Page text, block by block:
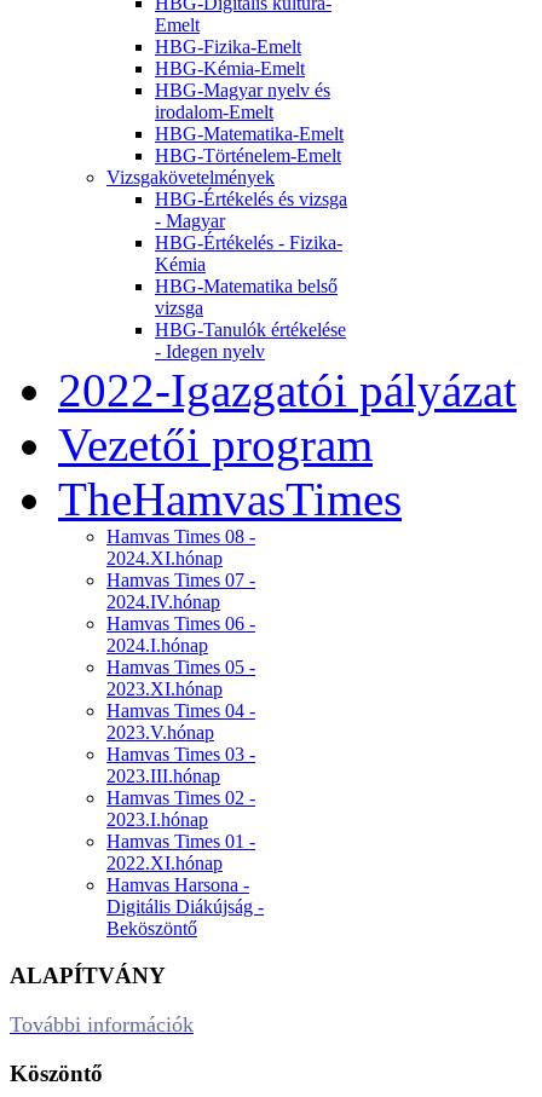
Emelt
HBG-Fizika-Emelt
HBG-Kémia-Emelt
HBG-Magyar nyelv és
irodalom-Emelt
HBG-Matematika-Emelt
HBG-Történelem-Emelt
Vizsgakövetelmények
HBG-Értékelés és vizsga
- Magyar
HBG-Értékelés - Fizika-
Kémia
HBG-Matematika belső
vizsga
HBG-Tanulók értékelése
- Idegen nyelv
2022-Igazgatói pályázat
Vezetői program
TheHamvasTimes
Hamvas Times 08 -
2024.XI.hónap
Hamvas Times 07 -
2024.IV.hónap
Hamvas Times 06 -
2024.I.hónap
Hamvas Times 05 -
2023.XI.hónap
Hamvas Times 04 -
2023.V.hónap
Hamvas Times 03 -
2023.III.hónap
Hamvas Times 02 -
2023.I.hónap
Hamvas Times 01 -
2022.XI.hónap
Hamvas Harsona -
Digitális Diákújság -
Beköszöntő
ALAPÍTVÁNY
További információk
Köszöntő